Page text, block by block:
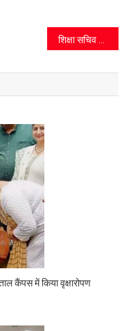
कैंपस में किया वृक्षारोपण